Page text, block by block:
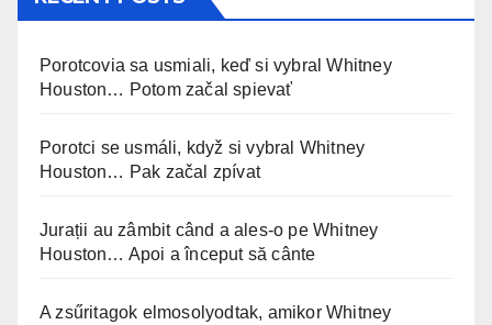
Porotcovia sa usmiali, keď si vybral Whitney
Houston… Potom začal spievať
Porotci se usmáli, když si vybral Whitney
Houston… Pak začal zpívat
Jurații au zâmbit când a ales-o pe Whitney
Houston… Apoi a început să cânte
A zsűritagok elmosolyodtak, amikor Whitney